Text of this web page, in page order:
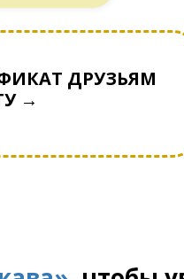
ДРУЗЬЯМ
→